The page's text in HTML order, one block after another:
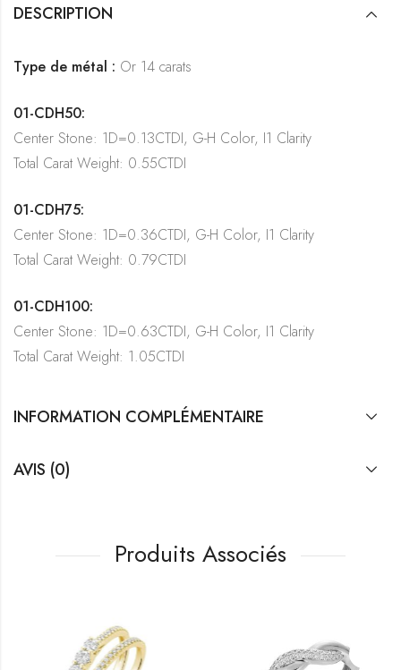
DESCRIPTION
Type de métal : Or 14 carats
01-CDH50:
Center Stone: 1D=0.13CTDI, G-H Color, I1 Clarity
Total Carat Weight: 0.55CTDI
01-CDH75:
Center Stone: 1D=0.36CTDI, G-H Color, I1 Clarity
Total Carat Weight: 0.79CTDI
01-CDH100:
Center Stone: 1D=0.63CTDI, G-H Color, I1 Clarity
Total Carat Weight: 1.05CTDI
INFORMATION COMPLÉMENTAIRE
AVIS (0)
Produits Associés